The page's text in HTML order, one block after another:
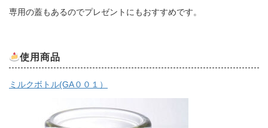
専用の蓋もあるのでプレゼントにもおすすめです。
使用商品
ミルクボトル(GA００１）